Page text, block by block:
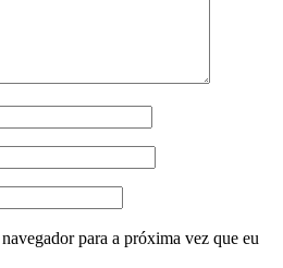
para a próxima vez que eu